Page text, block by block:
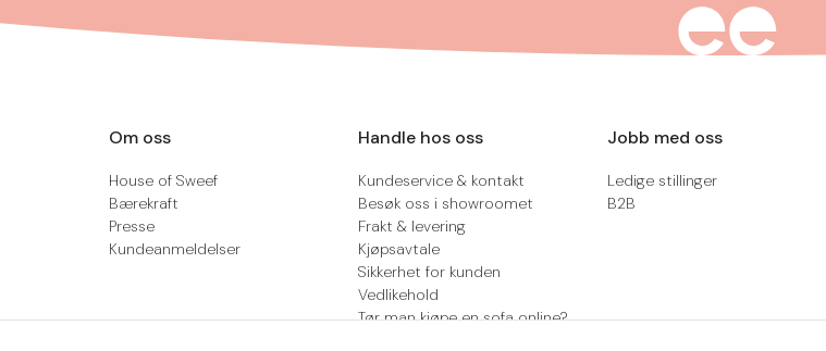
Om oss
House of Sweef
Bærekraft
Presse
Kundeanmeldelser
Handle hos oss
Kundeservice & kontakt
Besøk oss i showroomet
Frakt & levering
Kjøpsavtale
Sikkerhet for kunden
Vedlikehold
Tør man kjøpe en sofa online?
Jobb med oss
Ledige stillinger
B2B